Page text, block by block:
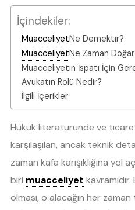
İçindekiler:
MuacceliyetNe Demektir?
MuacceliyetNe Zaman
Muacceliyetin İspatı İçin
Avukatın Rolü Nedir?
İlgili İçerikler
Hukuk literatüründe ve ticaret
karşılaşılan, ancak teknik
zaman kafa karışıklığına
biri muacceliyet
olması, o alacağın her